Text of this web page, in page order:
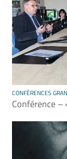
CONFÉRENCES
Conférence –